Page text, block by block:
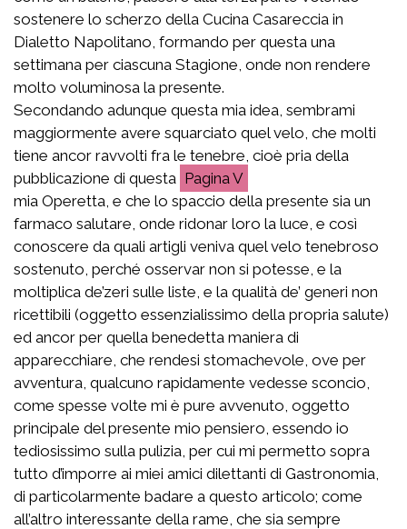
sostenere lo scherzo della Cucina Casareccia in
Dialetto Napolitano, formando per questa una
settimana per ciascuna Stagione, onde non rendere
molto voluminosa la presente.
Secondando adunque questa mia idea, sembrami
maggiormente avere squarciato quel velo, che molti
tiene ancor ravvolti fra le tenebre, cioè pria della
pubblicazione di questa
V
mia Operetta, e che lo spaccio della presente sia un
farmaco salutare, onde ridonar loro la luce, e così
conoscere da quali artigli veniva quel velo tenebroso
sostenuto, perché osservar non si potesse, e la
moltiplica de’zeri sulle liste, e la qualità de’ generi non
ricettibili (oggetto essenzialissimo della propria salute)
ed ancor per quella benedetta maniera di
apparecchiare, che rendesi stomachevole, ove per
avventura, qualcuno rapidamente vedesse sconcio,
come spesse volte mi è pure avvenuto, oggetto
principale del presente mio pensiero, essendo io
tediosissimo sulla pulizia, per cui mi permetto sopra
tutto d’imporre ai miei amici dilettanti di Gastronomia,
di particolarmente badare a questo articolo; come
all’altro interessante della rame, che sia sempre